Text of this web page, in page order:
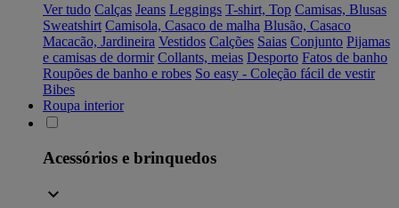
Ver tudo Calças Jeans Leggings T-shirt, Top Camisas, Blusas
Sweatshirt Camisola, Casaco de malha Blusão, Casaco
Macacão, Jardineira Vestidos Calções Saias Conjunto Pijamas
e camisas de dormir Collants, meias Desporto Fatos de banho
Roupões de banho e robes So easy - Coleção fácil de vestir
Bibes
Roupa interior
Acessórios e brinquedos